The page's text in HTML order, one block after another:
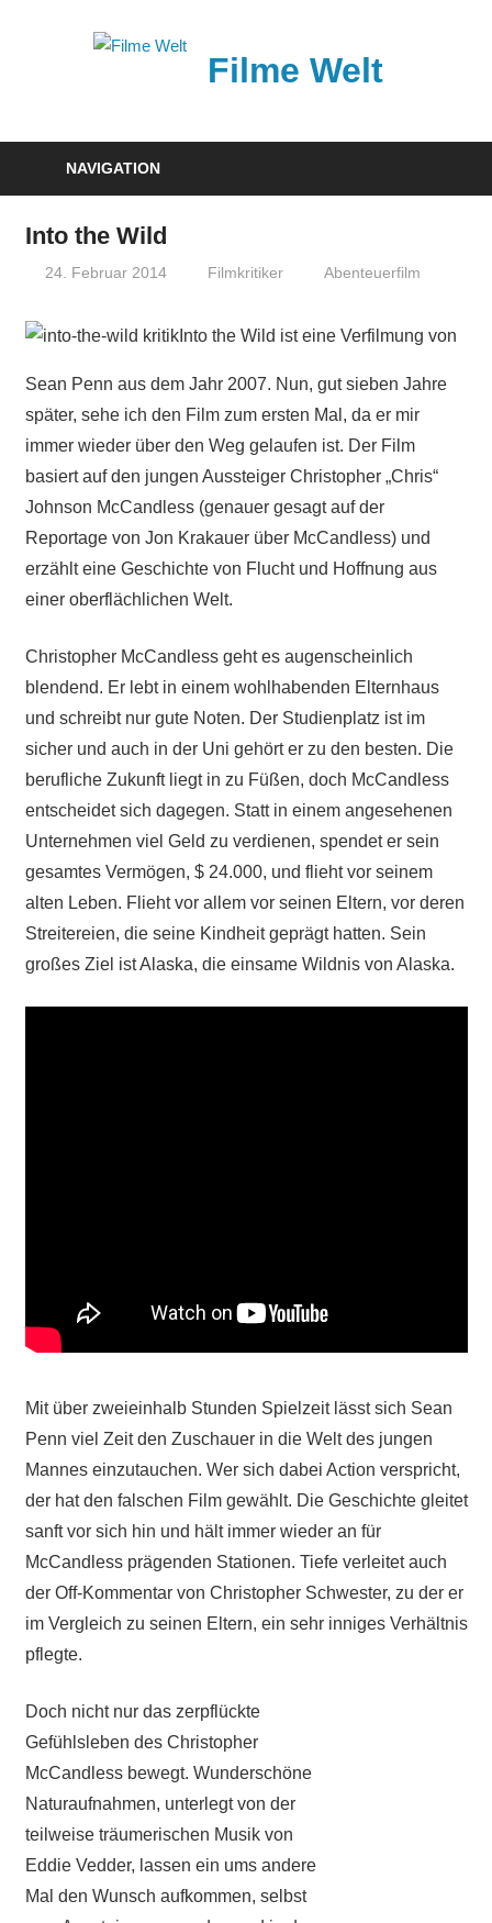
Filme Welt
aktuellen
Kinofilmen
NAVIGATION
Into the Wild
24. Februar 2014 Filmkritiker Abenteuerfilm
Into the Wild ist eine Verfilmung von
Sean Penn aus dem Jahr 2007. Nun, gut sieben Jahre
später, sehe ich den Film zum ersten Mal, da er mir
immer wieder über den Weg gelaufen ist. Der Film
basiert auf den jungen Aussteiger Christopher „Chris“
Johnson McCandless (genauer gesagt auf der
Reportage von Jon Krakauer über McCandless) und
erzählt eine Geschichte von Flucht und Hoffnung aus
einer oberflächlichen Welt.
Christopher McCandless geht es augenscheinlich
blendend. Er lebt in einem wohlhabenden Elternhaus
und schreibt nur gute Noten. Der Studienplatz ist im
sicher und auch in der Uni gehört er zu den besten. Die
berufliche Zukunft liegt in zu Füßen, doch McCandless
entscheidet sich dagegen. Statt in einem angesehenen
Unternehmen viel Geld zu verdienen, spendet er sein
gesamtes Vermögen, $ 24.000, und flieht vor seinem
alten Leben. Flieht vor allem vor seinen Eltern, vor deren
Streitereien, die seine Kindheit geprägt hatten. Sein
großes Ziel ist Alaska, die einsame Wildnis von Alaska.
Mit über zweieinhalb Stunden Spielzeit lässt sich Sean
Penn viel Zeit den Zuschauer in die Welt des jungen
Mannes einzutauchen. Wer sich dabei Action verspricht,
der hat den falschen Film gewählt. Die Geschichte gleitet
sanft vor sich hin und hält immer wieder an für
McCandless prägenden Stationen. Tiefe verleitet auch
der Off-Kommentar von Christopher Schwester, zu der er
im Vergleich zu seinen Eltern, ein sehr inniges Verhältnis
pflegte.
Doch nicht nur das zerpflückte
Gefühlsleben des Christopher
McCandless bewegt. Wunderschöne
Naturaufnahmen, unterlegt von der
teilweise träumerischen Musik von
Eddie Vedder, lassen ein ums andere
Mal den Wunsch aufkommen, selbst